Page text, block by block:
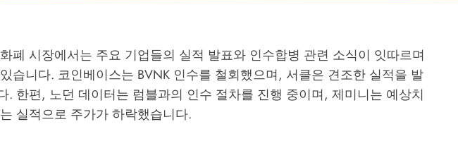
폐 시장에서는 주요 기업들의 실적 발표와 인수합병 관련 소식이 잇따르며
습니다. 코인베이스는 BVNK 인수를 철회했으며, 서클은 견조한 실적을 발
. 한편, 노던 데이터는 럼블과의 인수 절차를 진행 중이며, 제미니는 예상치
실적으로 주가가 하락했습니다.